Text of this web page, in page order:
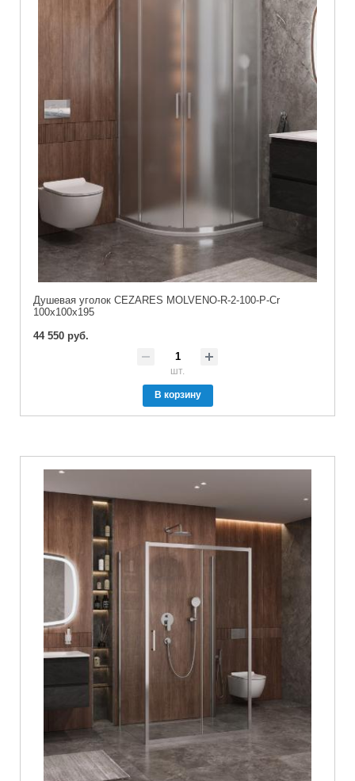
Душевая уголок CEZARES MOLVENO-R-2-100-P-Cr
100x100x195
44 550 руб.
шт.
В корзину